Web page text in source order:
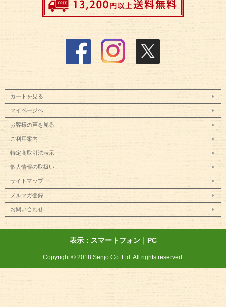
カートを見る
マイページへ
お客様の声を見る
ご利用案内
特定商取引法表示
個人情報の取扱い
サイトマップ
メルマガ登録
お問い合わせ
表示：スマートフォン｜ PC
Copyright © 2018 Senjo Co. Ltd. All rights reserved.